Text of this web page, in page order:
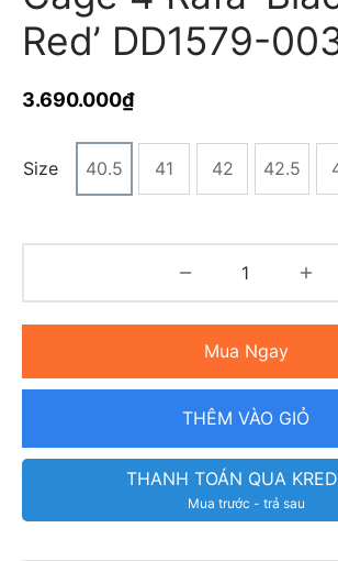
Red’ DD1579-
3.690.000₫
Size 40.5 41 42 42.5
Mua Ngay
THÊM VÀO GIỎ
THANH TOÁN QUA
Mua trước - trả sau